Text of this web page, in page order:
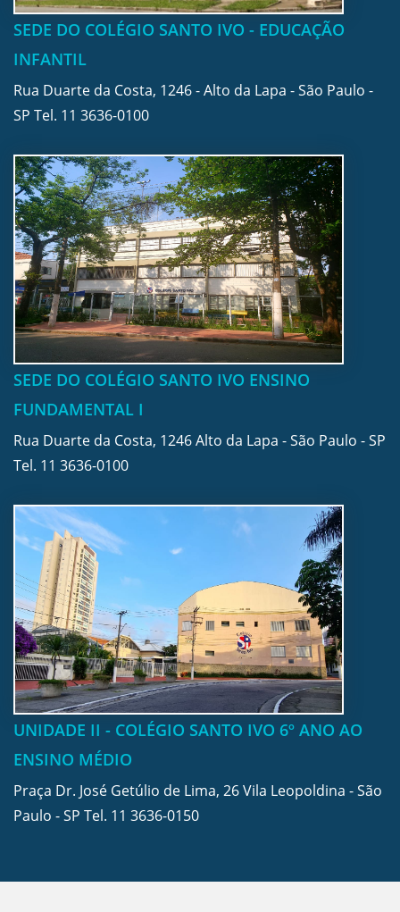
SEDE DO COLÉGIO SANTO IVO - EDUCAÇÃO
INFANTIL
Rua Duarte da Costa, 1246 - Alto da Lapa - São Paulo -
SP Tel. 11 3636-0100
SEDE DO COLÉGIO SANTO IVO ENSINO
FUNDAMENTAL I
Rua Duarte da Costa, 1246 Alto da Lapa - São Paulo - SP
Tel. 11 3636-0100
UNIDADE II - COLÉGIO SANTO IVO 6º ANO AO
ENSINO MÉDIO
Praça Dr. José Getúlio de Lima, 26 Vila Leopoldina - São
Paulo - SP Tel. 11 3636-0150